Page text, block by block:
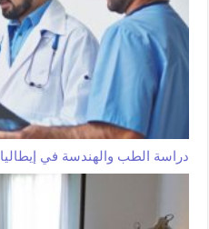
دراسة الطب والهندسة في إيطاليا